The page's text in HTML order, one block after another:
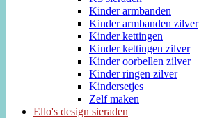
Kinder armbanden
Kinder armbanden zilver
Kinder kettingen
Kinder kettingen zilver
Kinder oorbellen zilver
Kinder ringen zilver
Kindersetjes
Zelf maken
Ello's design sieraden